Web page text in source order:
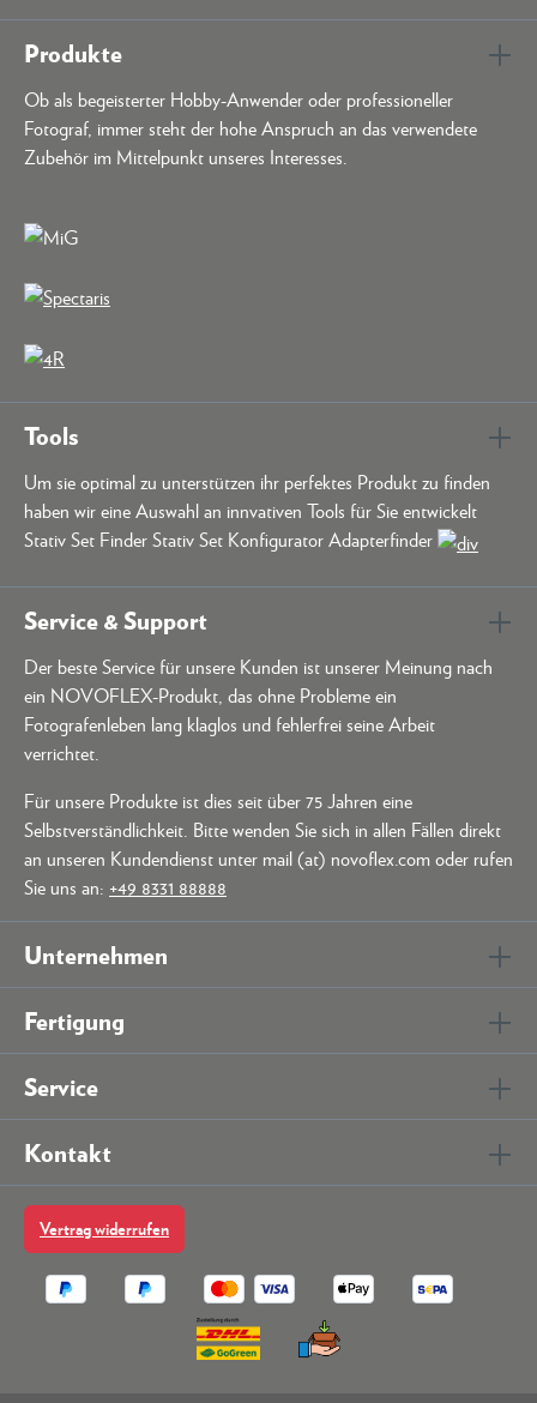
Produkte
Ob als begeisterter Hobby-Anwender oder professioneller
Fotograf, immer steht der hohe Anspruch an das verwendete
Zubehör im Mittelpunkt unseres Interesses.
Tools
Um sie optimal zu unterstützen ihr perfektes Produkt zu finden
haben wir eine Auswahl an innvativen Tools für Sie entwickelt
Stativ Set Finder Stativ Set Konfigurator Adapterfinder
Service & Support
Der beste Service für unsere Kunden ist unserer Meinung nach
ein NOVOFLEX-Produkt, das ohne Probleme ein
Fotografenleben lang klaglos und fehlerfrei seine Arbeit
verrichtet.
Für unsere Produkte ist dies seit über 75 Jahren eine
Selbstverständlichkeit. Bitte wenden Sie sich in allen Fällen direkt
an unseren Kundendienst unter mail (at) novoflex.com oder rufen
Sie uns an: +49 8331 88888
Unternehmen
Fertigung
Service
Kontakt
Vertrag widerrufen